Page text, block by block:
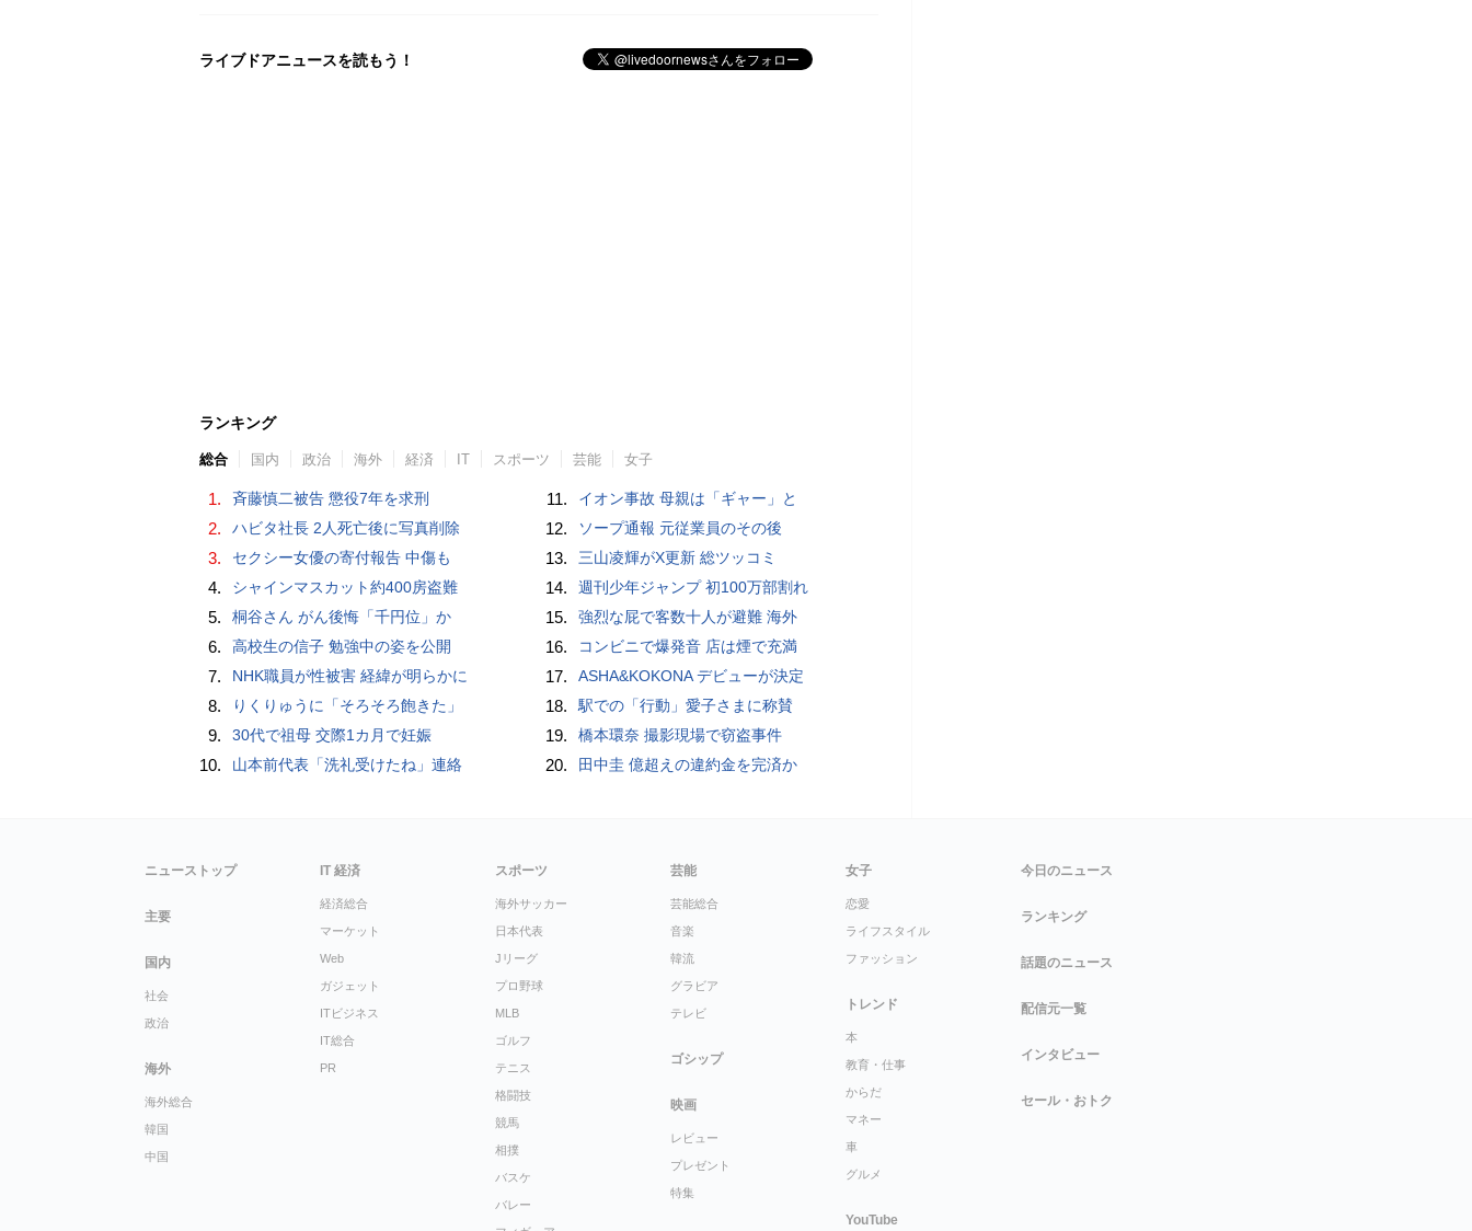
ライブドアニュースを読もう！
ランキング
総合 国内 政治 海外 経済 IT スポーツ 芸能 女子
1. 斉藤慎二被告 懲役7年を求刑
2. ハビタ社長 2人死亡後に写真削除
3. セクシー女優の寄付報告 中傷も
4. シャインマスカット約400房盗難
5. 桐谷さん がん後悔「千円位」か
6. 高校生の信子 勉強中の姿を公開
7. NHK職員が性被害 経緯が明らかに
8. りくりゅうに「そろそろ飽きた」
9. 30代で祖母 交際1カ月で妊娠
10. 山本前代表「洗礼受けたね」連絡
11. イオン事故 母親は「ギャー」と
12. ソープ通報 元従業員のその後
13. 三山凌輝がX更新 総ツッコミ
14. 週刊少年ジャンプ 初100万部割れ
15. 強烈な屁で客数十人が避難 海外
16. コンビニで爆発音 店は煙で充満
17. ASHA&KOKONA デビューが決定
18. 駅での「行動」愛子さまに称賛
19. 橋本環奈 撮影現場で窃盗事件
20. 田中圭 億超えの違約金を完済か
ニューストップ
主要
国内
社会
政治
海外
海外総合
韓国
中国
IT 経済
経済総合
マーケット
Web
ガジェット
ITビジネス
IT総合
PR
スポーツ
海外サッカー
日本代表
Jリーグ
プロ野球
MLB
ゴルフ
テニス
格闘技
競馬
相撲
バスケ
バレー
芸能
芸能総合
音楽
韓流
グラビア
テレビ
ゴシップ
映画
レビュー
プレゼント
特集
女子
恋愛
ライフスタイル
ファッション
トレンド
本
教育・仕事
からだ
マネー
車
グルメ
YouTube
今日のニュース
ランキング
話題のニュース
配信元一覧
インタビュー
セール・おトク